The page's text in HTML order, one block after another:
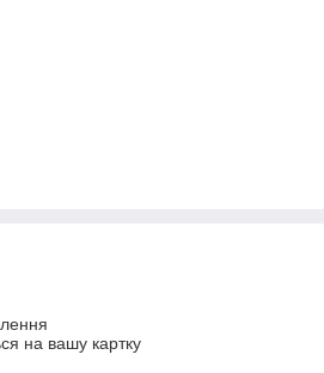
на вашу картку